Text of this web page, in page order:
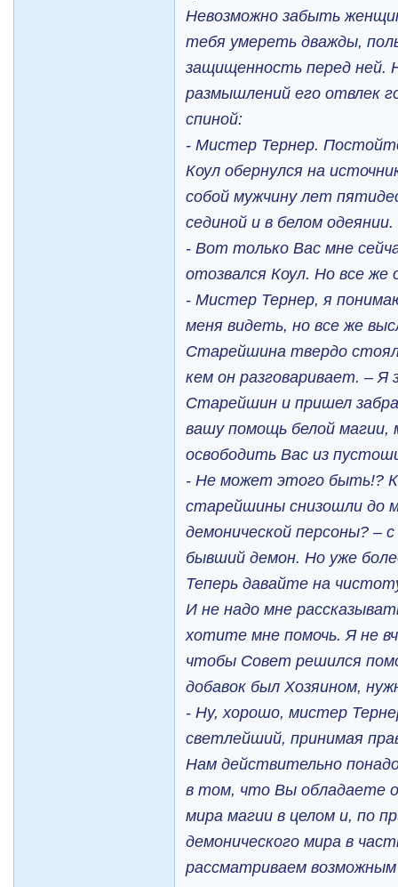
Невозможно забыть
тебя умереть дважды,
защищенность перед ней.
размышлений его отвлек
спиной:
- Мистер Тернер.
Коул обернулся на
собой мужчину лет
сединой и в белом одеянии.
- Вот только Вас мне
отозвался Коул. Но все же
- Мистер Тернер, я
меня видеть, но все же
Старейшина твердо
кем он разговаривает. –
Старейшин и пришел
вашу помощь белой магии,
освободить Вас из
- Не может этого быть!?
старейшины снизошли до
демонической персоны? –
бывший демон. Но уже
Теперь давайте на
И не надо мне
хотите мне помочь. Я не
чтобы Совет решился
добавок был Хозяином,
- Ну, хорошо, мистер
светлейший, принимая
Нам действительно
в том, что Вы обладаете
мира магии в целом и, по
демонического мира в
рассматриваем